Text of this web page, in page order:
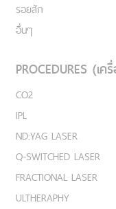
รอยสัก
อื่นๆ
PROCEDURES (เ
CO2
IPL
ND:YAG LASER
Q-SWITCHED LASER
FRACTIONAL LASER
ULTHERAPHY